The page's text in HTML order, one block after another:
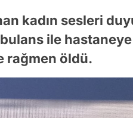
kadın sesleri
ile hastaneye
rağmen öldü.